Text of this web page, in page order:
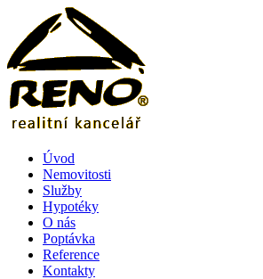
Úvod
Nemovitosti
Služby
Hypotéky
O nás
Poptávka
Reference
Kontakty